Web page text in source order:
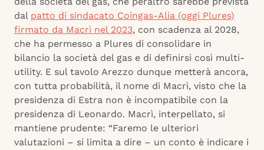
dal patto di sindacato Coingas-Alia (oggi Plures)
firmato da Macrì nel 2023, con scadenza al 2028,
che ha permesso a Plures di consolidare in
bilancio la società del gas e di definirsi così multi-
utility. E sul tavolo Arezzo dunque metterà ancora,
con tutta probabilità, il nome di Macrì, visto che la
presidenza di Estra non è incompatibile con la
presidenza di Leonardo. Macrì, interpellato, si
mantiene prudente: “Faremo le ulteriori
valutazioni – si limita a dire – un conto è indicare i